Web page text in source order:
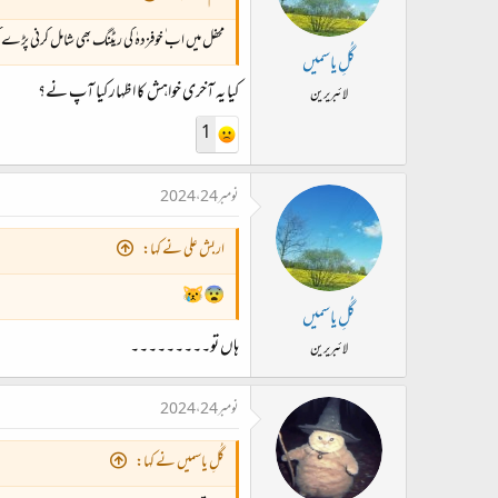
گُلِ یاسمیں
لائبریرین
محفل میں اب ٰخوفزدہٰ کی ریٹنگ بھی شامل کرنی
کیا یہ آخری خواہش کا اظہار کیا آپ نے؟
1
گُلِ یاسمیں
لائبریرین
نومبر 24، 2024
اربش علی نے کہا:
😨😿
ہاں تو۔۔۔۔۔۔۔۔۔
نومبر 24، 2024
گُلِ یاسمیں نے کہا: